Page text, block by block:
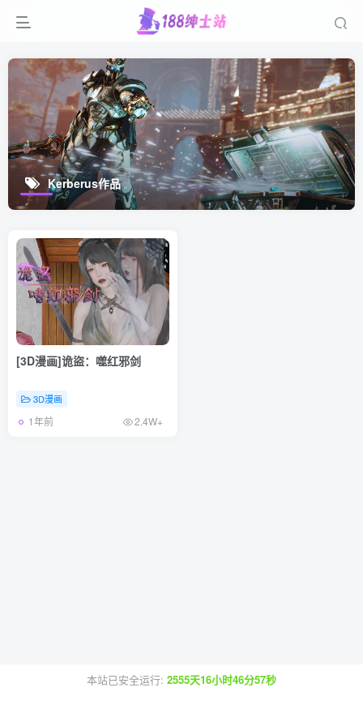
Kerberus作品
[3D漫画]诡盜：噬红邪剑
3D漫画
1年前 2.4W+
本站已安全运行: 2555天16小时46分57秒